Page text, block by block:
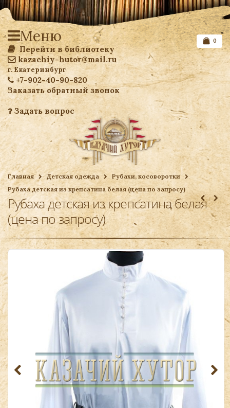
Перейти в библиотеку
kazachiy-hutor@mail.ru
г. Екатеринбург
+7-902-40-90-820
Заказать обратный звонок
Задать вопрос
Список желаемого
Ваша корзина
0
Меню
Главная Детская одежда
Рубахи, косоворотки
Рубаха детская из крепсатина белая (цена по запросу)
Рубаха детская из крепсатина белая
(цена по запросу)